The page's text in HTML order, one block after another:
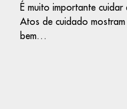
É muito importante
Atos de cuidado
bem…